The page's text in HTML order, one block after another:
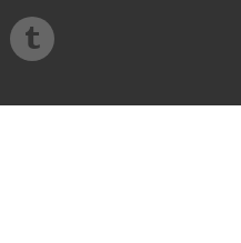
Facebook